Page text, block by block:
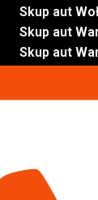
Skup aut
Skup aut
Skup aut
Komis
Komis